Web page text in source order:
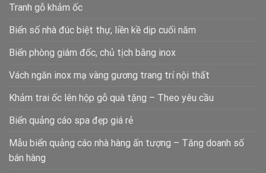
Tranh gỗ khảm ốc
Biển số nhà đúc biệt thự, liền kề dịp cuối năm
Biển phòng giám đốc, chủ tịch bằng inox
Vách ngăn inox mạ vàng gương trang trí nội thất
Khảm trai ốc lên hộp gỗ quà tặng – Theo yêu cầu
Biển quảng cáo spa đẹp giá rẻ
Mẫu biển quảng cáo nhà hàng ấn tượng – Tăng doanh số
bán hàng